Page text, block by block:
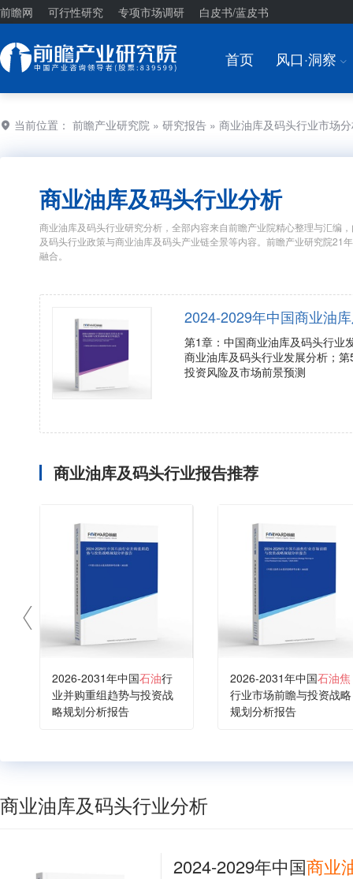
前瞻网 可行性研究 专项市场调研 白皮书/蓝皮书
首页 风口·洞察 I
当前位置： 前瞻产业研究院 » 研究报告 » 商业油库及码头行业市场
商业油库及码头行业分析
商业油库及码头行业研究分析，全部内容来自前瞻产业院精心整理与汇编
及码头行业政策与商业油库及码头产业链全景等内容。前瞻产业研究院
融合。
2024-2029年中国商业油
第1章：中国商业油库及码头行业
商业油库及码头行业发展分析；
投资风险及市场前景预测
商业油库及码头行业报告推荐
2026-2031年中国石油行
业并购重组趋势与投资战
略规划分析报告
2026-2031年中国石油焦
行业市场前瞻与投资战略
规划分析报告
商业油库及码头行业分析
2024-2029年中国商业